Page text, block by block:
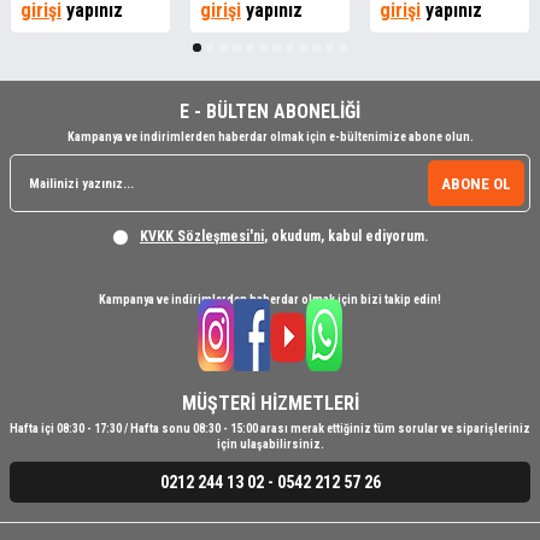
girişi yapınız
girişi yapınız
girişi yapınız
E - BÜLTEN ABONELİĞİ
Kampanya ve indirimlerden haberdar olmak için e-bültenimize abone olun.
ABONE OL
KVKK Sözleşmesi'ni, okudum, kabul ediyorum.
Kampanya ve indirimlerden haberdar olmak için bizi takip edin!
MÜŞTERİ HİZMETLERİ
Hafta içi 08:30 - 17:30 / Hafta sonu 08:30 - 15:00 arası merak ettiğiniz tüm sorular ve siparişleriniz
için ulaşabilirsiniz.
0212 244 13 02 - 0542 212 57 26